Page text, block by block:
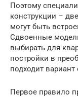
Поэтому
конструкции –
могут быть
Сдвоенные
выбирать для
постройки в
подходит
Первое правило